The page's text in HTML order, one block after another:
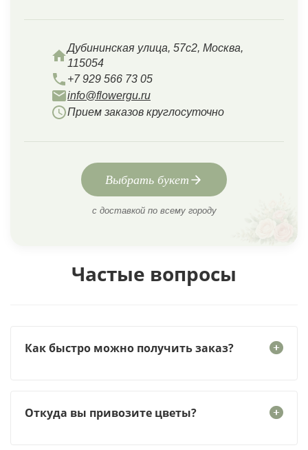
Дубининская улица, 57с2, Москва,
115054
+7 929 566 73 05
info@flowergu.ru
Прием заказов круглосуточно
Выбрать букет
с доставкой по всему городу
Частые вопросы
Как быстро можно получить заказ?
Откуда вы привозите цветы?